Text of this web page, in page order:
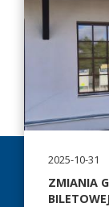
2025-10-31
ZMIANIA